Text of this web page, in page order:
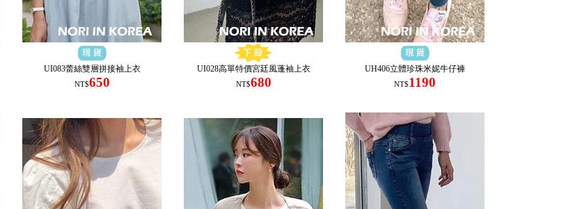
UI083蕾絲雙層拼接袖上衣
NT$650
UI028高單特價宮廷風蓬袖上衣
NT$680
UH406立體珍珠米妮牛仔褲
NT$1190